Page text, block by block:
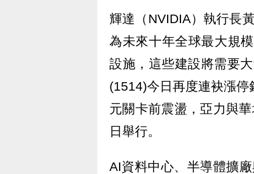
輝達（NVIDIA）執行長
為未來十年全球最大規
設施，這些建設將需要
(1514)今日再度連袂漲
元關卡前震盪，亞力與
日舉行。
AI資料中心、半導體擴